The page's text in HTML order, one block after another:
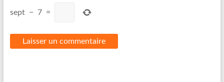
sept − 7 =